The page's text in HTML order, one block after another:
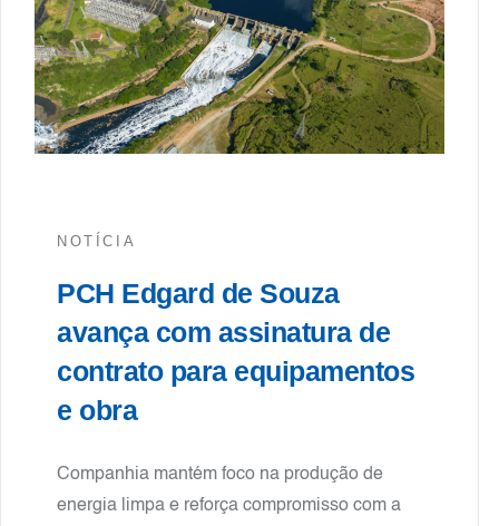
NOTÍCIA
PCH Edgard de Souza
avança com assinatura de
contrato para equipamentos
e obra
Companhia mantém foco na produção de
energia limpa e reforça compromisso com a